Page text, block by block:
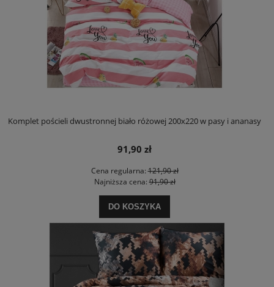
Komplet pościeli dwustronnej biało różowej 200x220 w pasy i ananasy
91,90 zł
Cena regularna:121,90 zł
Najniższa cena:91,90 zł
DO KOSZYKA